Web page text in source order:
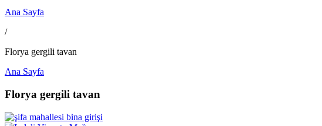
Ana Sayfa
/
Florya gergili tavan
Ana Sayfa
Florya gergili tavan